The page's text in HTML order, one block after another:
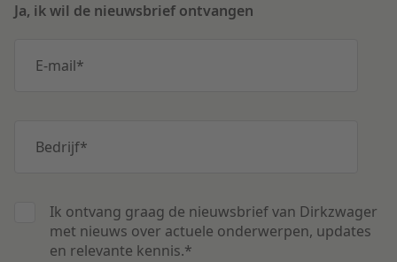
Ja, ik wil de nieuwsbrief ontvangen
E-mail*
Bedrijf*
Ik ontvang graag de nieuwsbrief van Dirkzwager
met nieuws over actuele onderwerpen, updates
en relevante kennis.*